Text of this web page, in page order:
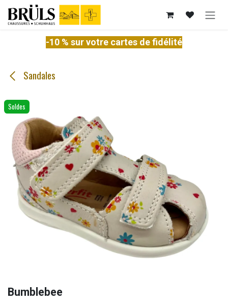
Se rendre au contenu
-10 % sur votre cartes de fidélité
Sandales
Soldes
Bumblebee